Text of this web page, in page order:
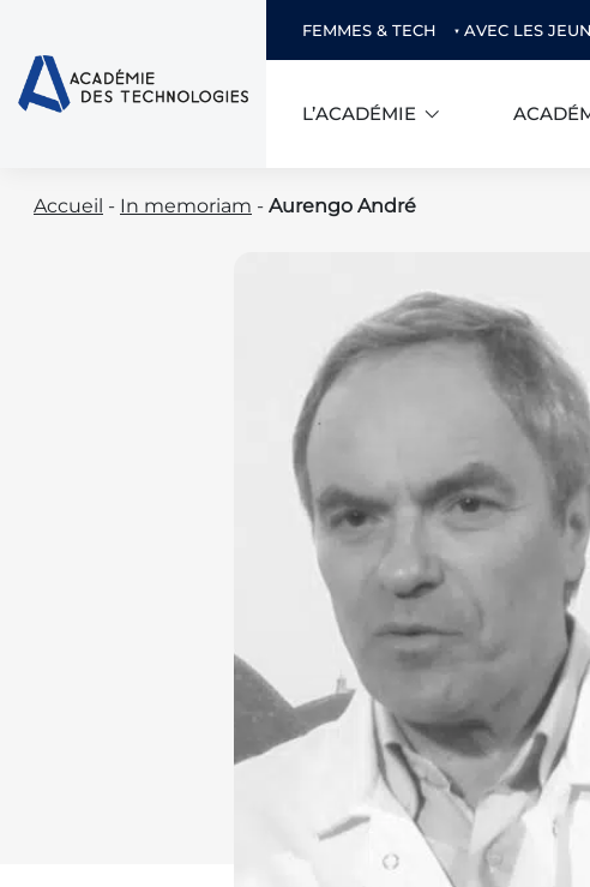
FEMMES & TECH AVEC LES
L’ACADÉMIE
Accueil - In memoriam - Aurengo André